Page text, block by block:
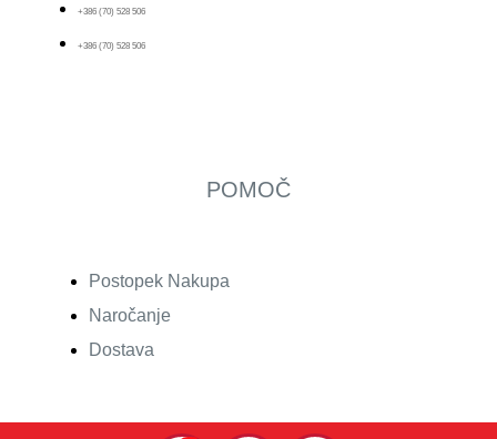
+386 (70) 528 506
+386 (70) 528 506
POMOČ
Postopek Nakupa
Naročanje
Dostava